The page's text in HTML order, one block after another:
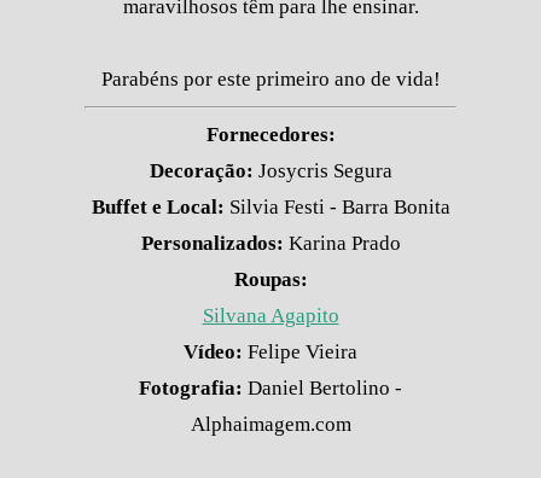
maravilhosos têm para lhe ensinar.
Parabéns por este primeiro ano de vida!
Fornecedores:
Decoração: Josycris Segura
Buffet e Local: Silvia Festi - Barra Bonita
Personalizados: Karina Prado
Roupas:
Silvana Agapito
Vídeo: Felipe Vieira
Fotografia: Daniel Bertolino -
Alphaimagem.com